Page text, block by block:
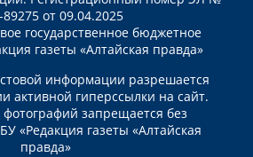
от 09.04.2025
государственное бюджетное
газеты «Алтайская правда»
информации разрешается
активной гиперссылки на сайт.
запрещается без
«Редакция газеты «Алтайская
правда»